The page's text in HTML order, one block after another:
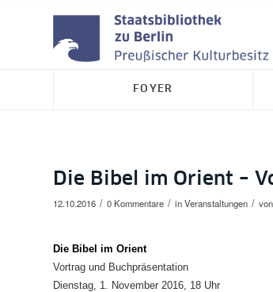
FOYER
Die Bibel im Orient –
12.10.2016 / 0 Kommentare / inVeranstaltungen / von
Die Bibel im Orient
Vortrag und Buchpräsentation
Dienstag, 1. November 2016, 18 Uhr